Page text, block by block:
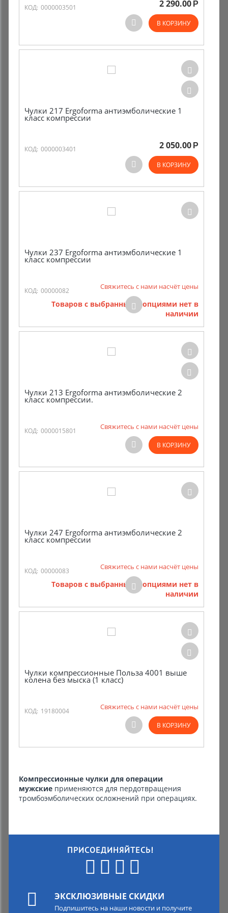
Прокат средств реабилитации
КОД: 0000003501 2 290.00 Р
В КОРЗИНУ
Чулки 217 Ergoforma антиэмболические 1
класс компрессии
КОД: 0000003401 2 050.00 Р
В КОРЗИНУ
Чулки 237 Ergoforma антиэмболические 1
класс компрессии
КОД: 00000082 Свяжитесь с нами насчёт цены
Товаров с выбранными опциями нет в
наличии
Чулки 213 Ergoforma антиэмболические 2
класс компрессии.
КОД: 0000015801 Свяжитесь с нами насчёт цены
В КОРЗИНУ
Чулки 247 Ergoforma антиэмболические 2
класс компрессии
КОД: 00000083 Свяжитесь с нами насчёт цены
Товаров с выбранными опциями нет в
наличии
Чулки компрессионные Польза 4001 выше
колена без мыска (1 класс)
КОД: 19180004 Свяжитесь с нами насчёт цены
В КОРЗИНУ
Компрессионные чулки для операции
мужские применяются для пердотвращения
тромбоэмболических осложнений при операциях.
ПРИСОЕДИНЯЙТЕСЬ!
ЭКСКЛЮЗИВНЫЕ СКИДКИ
Подпишитесь на наши новости и получите